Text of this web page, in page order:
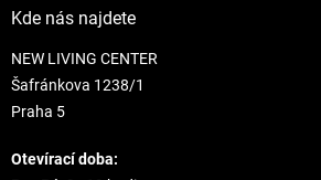
Kde nás najdete
NEW LIVING CENTER
Šafránkova 1238/1
Praha 5
Otevírací doba: